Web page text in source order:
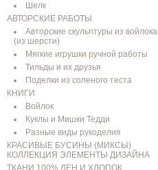
Шелк
АВТОРСКИЕ РАБОТЫ
Авторские скульптуры из войлока
(из шерсти)
Мягкие игрушки ручной работы
Тильды и их друзья
Поделки из соленого теста
КНИГИ
Войлок
Куклы и Мишки Тедди
Разные виды рукоделия
КРАСИВЫЕ БУСИНЫ (МИКСЫ)
КОЛЛЕКЦИЯ ЭЛЕМЕНТЫ ДИЗАЙНА
ТКАНИ 100% ЛЕН И ХЛОПОК